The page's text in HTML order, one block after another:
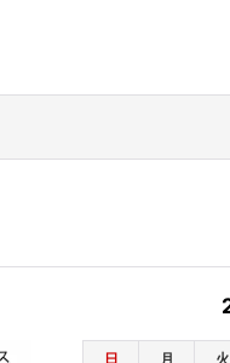
日 月 火